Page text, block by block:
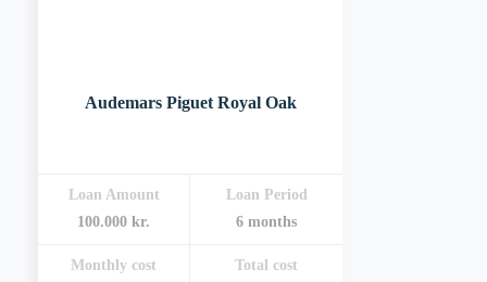
Audemars Piguet Royal Oak
Loan Amount
100.000 kr.
Loan Period
6 months
Monthly cost
Total cost